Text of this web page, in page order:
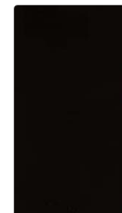
Con
Con
Con
Con
Con
Hay